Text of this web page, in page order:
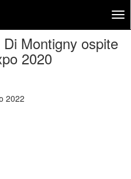
Montigny ospite
2020
2022